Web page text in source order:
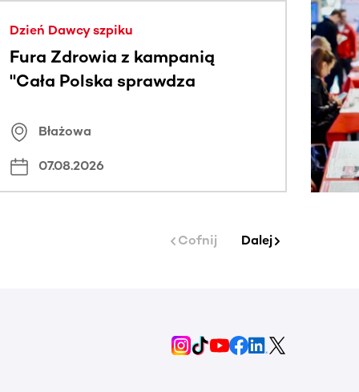
Dzień Dawcy szpiku
Fura Zdrowia z kampanią
"Cała Polska sprawdza
Błażowa
07.08.2026
Cofnij Dalej